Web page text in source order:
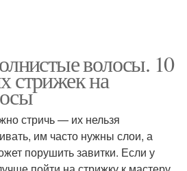
волосы. 10
стрижек на
стричь — их нельзя
им часто нужны слои, а
порушить завитки. Если у